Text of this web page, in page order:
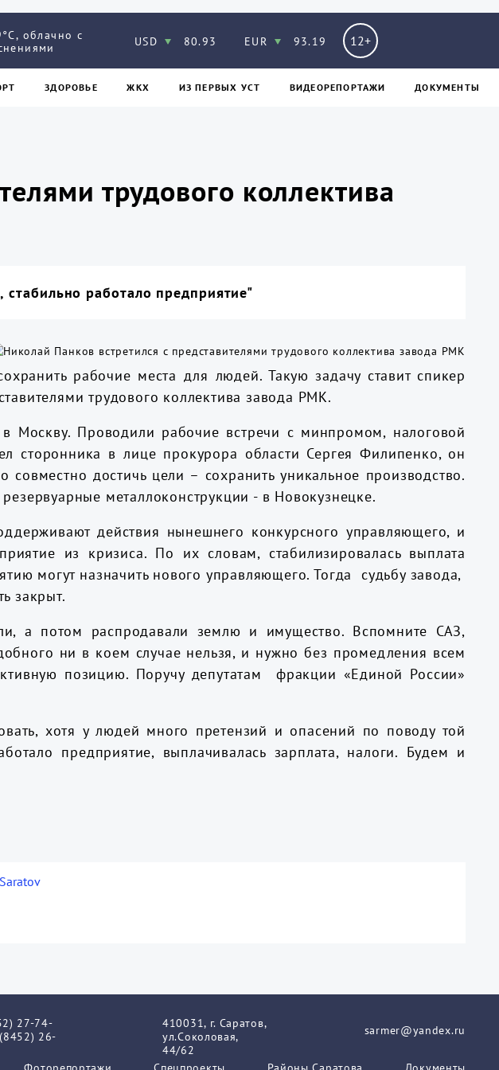
облачно с
USD 80.93 EUR 93.19 12+
ЗДОРОВЬЕ ЖКХ ИЗ ПЕPВЫХ УСТ ВИДЕОРЕПОРТАЖИ ДОКУМЕНТЫ
трудового коллектива
работало предприятие"
рабочие места для людей. Такую задачу ставит спикер
трудового коллектива завода РМК.
Москву. Проводили рабочие встречи с минпромом, налоговой
сторонника в лице прокурора области Сергея Филипенко, он
достичь цели – сохранить уникальное производство.
металлоконструкции - в Новокузнецке.
действия нынешнего конкурсного управляющего, и
из кризиса. По их словам, стабилизировалась выплата
могут назначить нового управляющего. Тогда судьбу завода,
закрыт.
а потом распродавали землю и имущество. Вспомните САЗ,
ни в коем случае нельзя, и нужно без промедления всем
позицию. Поручу депутатам фракции «Единой России»
хотя у людей много претензий и опасений по поводу той
предприятие, выплачивалась зарплата, налоги. Будем и
27-74-
26-
410031, г. Саратов,
ул.Соколовая,
44/62
sarmer@yandex.ru